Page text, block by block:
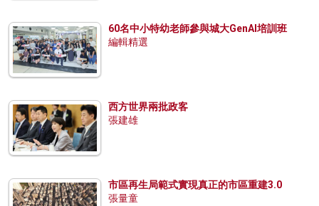
60名中小特幼老師參與城大GenAI培訓班
編輯精選
西方世界兩批政客
張建雄
市區再生局範式實現真正的市區重建3.0
張量童